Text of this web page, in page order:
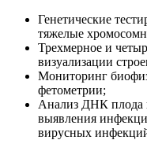
Генетические
тяжелые
Трехмерное и
визуализации
Мониторинг
фетометрии;
Анализ ДНК плода
выявления
вирусных